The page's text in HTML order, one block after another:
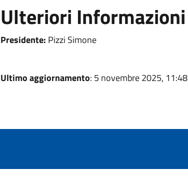
Ulteriori Informazioni
Presidente: Pizzi Simone
Ultimo aggiornamento: 5 novembre 2025, 11:48